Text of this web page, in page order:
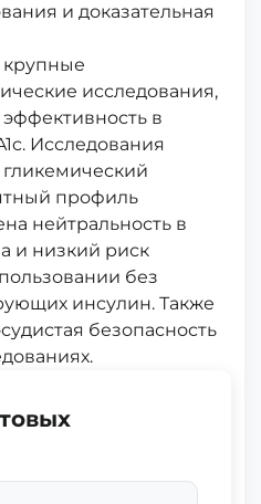
и доказательная
исследования,
в
Исследования
профиль
нейтральность в
и низкий риск
без
инсулин. Также
безопасность